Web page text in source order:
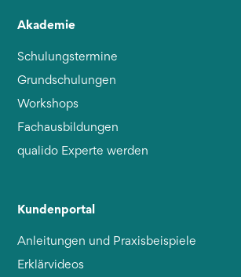
Akademie
Schulungstermine
Grundschulungen
Workshops
Fachausbildungen
qualido Experte werden
Kundenportal
Anleitungen und Praxisbeispiele
Erklärvideos